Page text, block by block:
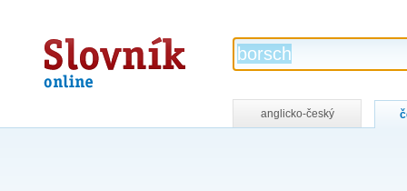
Slovník
online
anglicko-český